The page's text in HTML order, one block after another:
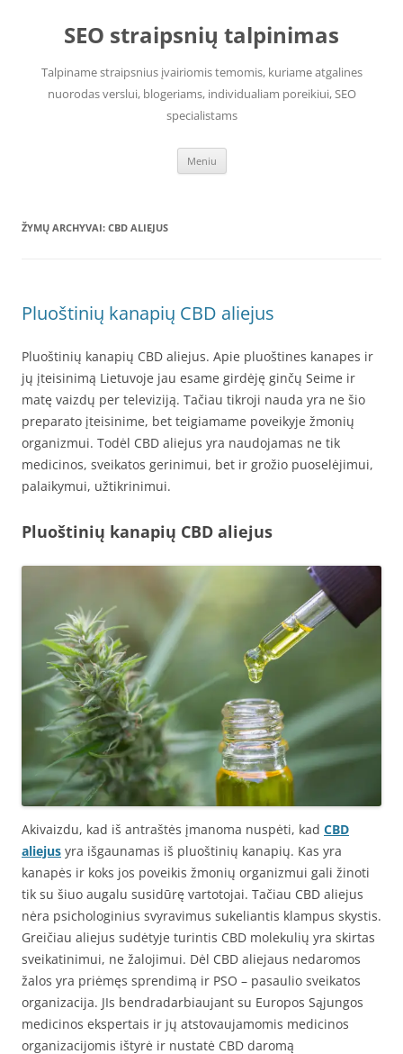
SEO straipsnių talpinimas
Talpiname straipsnius įvairiomis temomis, kuriame atgalines
nuorodas verslui, blogeriams, individualiam poreikiui, SEO
specialistams
Meniu
ŽYMŲ ARCHYVAI: CBD ALIEJUS
Pluoštinių kanapių CBD aliejus
Pluoštinių kanapių CBD aliejus. Apie pluoštines kanapes ir
jų įteisinimą Lietuvoje jau esame girdėję ginčų Seime ir
matę vaizdų per televiziją. Tačiau tikroji nauda yra ne šio
preparato įteisinime, bet teigiamame poveikyje žmonių
organizmui. Todėl CBD aliejus yra naudojamas ne tik
medicinos, sveikatos gerinimui, bet ir grožio puoselėjimui,
palaikymui, užtikrinimui.
Pluoštinių kanapių CBD aliejus
Akivaizdu, kad iš antraštės įmanoma nuspėti, kad CBD
aliejus yra išgaunamas iš pluoštinių kanapių. Kas yra
kanapės ir koks jos poveikis žmonių organizmui gali žinoti
tik su šiuo augalu susidūrę vartotojai. Tačiau CBD aliejus
nėra psichologinius svyravimus sukeliantis klampus skystis.
Greičiau aliejus sudėtyje turintis CBD molekulių yra skirtas
sveikatinimui, ne žalojimui. Dėl CBD aliejaus nedaromos
žalos yra priėmęs sprendimą ir PSO – pasaulio sveikatos
organizacija. JIs bendradarbiaujant su Europos Sąjungos
medicinos ekspertais ir jų atstovaujamomis medicinos
organizacijomis ištyrė ir nustatė CBD daromą